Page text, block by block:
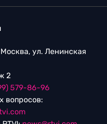
Москва, ул. Ленинская
2
579-86-96
вопросов: